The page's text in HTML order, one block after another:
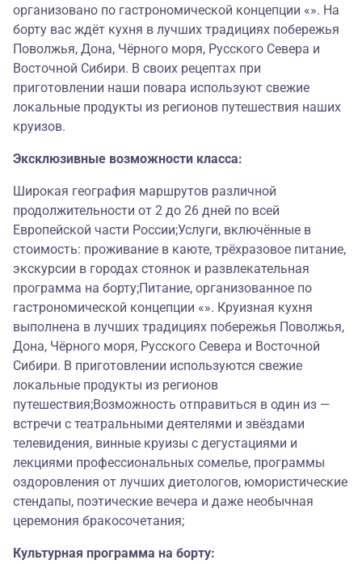
организовано по гастрономической концепции «». На
борту вас ждёт кухня в лучших традициях побережья
Поволжья, Дона, Чёрного моря, Русского Севера и
Восточной Сибири. В своих рецептах при
приготовлении наши повара используют свежие
локальные продукты из регионов путешествия наших
круизов.
Эксклюзивные возможности класса:
Широкая география маршрутов различной
продолжительности от 2 до 26 дней по всей
Европейской части России;Услуги, включённые в
стоимость: проживание в каюте, трёхразовое питание,
экскурсии в городах стоянок и развлекательная
программа на борту;Питание, организованное по
гастрономической концепции «». Круизная кухня
выполнена в лучших традициях побережья Поволжья,
Дона, Чёрного моря, Русского Севера и Восточной
Сибири. В приготовлении используются свежие
локальные продукты из регионов
путешествия;Возможность отправиться в один из —
встречи с театральными деятелями и звёздами
телевидения, винные круизы с дегустациями и
лекциями профессиональных сомелье, программы
оздоровления от лучших диетологов, юмористические
стендапы, поэтические вечера и даже необычная
церемония бракосочетания;
Культурная программа на борту: